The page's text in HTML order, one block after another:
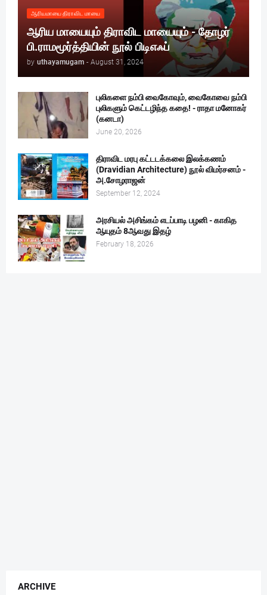
ஆரியமாயை திராவிட மாயை
ஆரிய மாயையும் திராவிட மாயையும் - தோழர்
பி.ராமமூர்த்தியின் நூல் பிடிஎஃப்
by uthayamugam - August 31, 2024
புலிகளை நம்பி வைகோவும், வைகோவை நம்பி
புலிகளும் கெட்டழிந்த கதை! - ராதா மனோகர்
(கனடா)
June 20, 2026
திராவிட மரபு கட்டடக்கலை இலக்கணம்
(Dravidian Architecture) நூல் விமர்சனம் -
அ.சோழராஜன்
September 12, 2024
அரசியல் அசிங்கம் எடப்பாடி பழனி - காகித
ஆயுதம் 8ஆவது இதழ்
February 18, 2026
ARCHIVE